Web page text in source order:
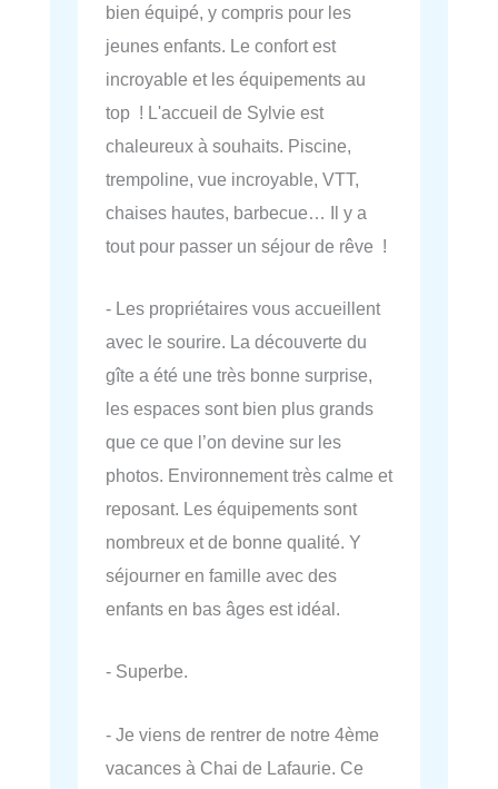
bien équipé, y compris pour les
jeunes enfants. Le confort est
incroyable et les équipements au
top ! L'accueil de Sylvie est
chaleureux à souhaits. Piscine,
trempoline, vue incroyable, VTT,
chaises hautes, barbecue… Il y a
tout pour passer un séjour de rêve !
- Les propriétaires vous accueillent
avec le sourire. La découverte du
gîte a été une très bonne surprise,
les espaces sont bien plus grands
que ce que l’on devine sur les
photos. Environnement très calme et
reposant. Les équipements sont
nombreux et de bonne qualité. Y
séjourner en famille avec des
enfants en bas âges est idéal.
- Superbe.
- Je viens de rentrer de notre 4ème
vacances à Chai de Lafaurie. Ce